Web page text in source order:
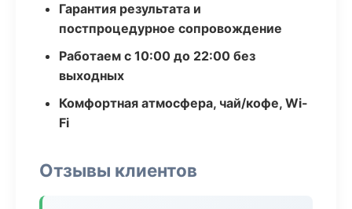
Гарантия результата и
постпроцедурное сопровождение
Работаем с 10:00 до 22:00 без
выходных
Комфортная атмосфера, чай/кофе, Wi-
Fi
Отзывы клиентов